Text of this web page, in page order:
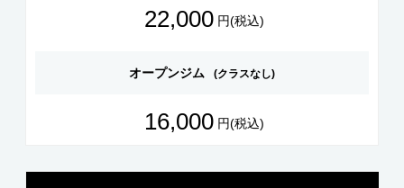
22,000 円(税込)
オープンジム (クラスなし)
16,000 円(税込)